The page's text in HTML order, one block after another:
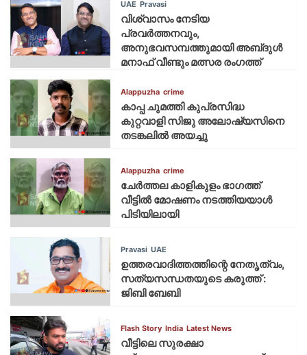
UAE Pravasi
വിശ്വാസം നേടിയ
പ്രവർത്തനവും,
അനുഭവസമ്പത്തുമായി അബ്‌ദുൾ
മനാഫ് വീണ്ടും മത്സര രംഗത്ത്
Alappuzha crime
കാപ്പ ചുമത്തി കുപ്രസിദ്ധ
കുറ്റവാളി സിജു അലോഷ്യസിനെ
തടങ്കലിൽ അയച്ചു
Alappuzha crime
ചേർത്തല കാളികുളം ഭാഗത്ത്
വീട്ടിൽ മോഷണം നടത്തിയയാൾ
പിടിയിലായി
Pravasi UAE
ഉത്തരവാദിത്തത്തിന്റെ നേതൃത്വം,
സത്യസന്ധതയുടെ കരുത്ത് :
ജിബി ബേബി
Flash Story India Latest News
വീട്ടിലെ സുരക്ഷാ